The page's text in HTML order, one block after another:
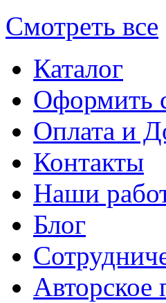
Смотреть все
Каталог
Оформить
Оплата и
Контакты
Наши
Блог
Авторское